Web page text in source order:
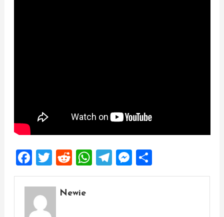
Facebook
Twitter
Reddit
WhatsApp
Telegram
Messenger
Share
Newie